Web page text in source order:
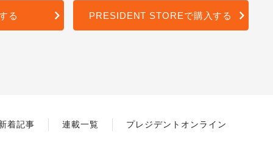
る PRESIDENT STOREで購入する
着記事 連載一覧 プレジデントオンライン